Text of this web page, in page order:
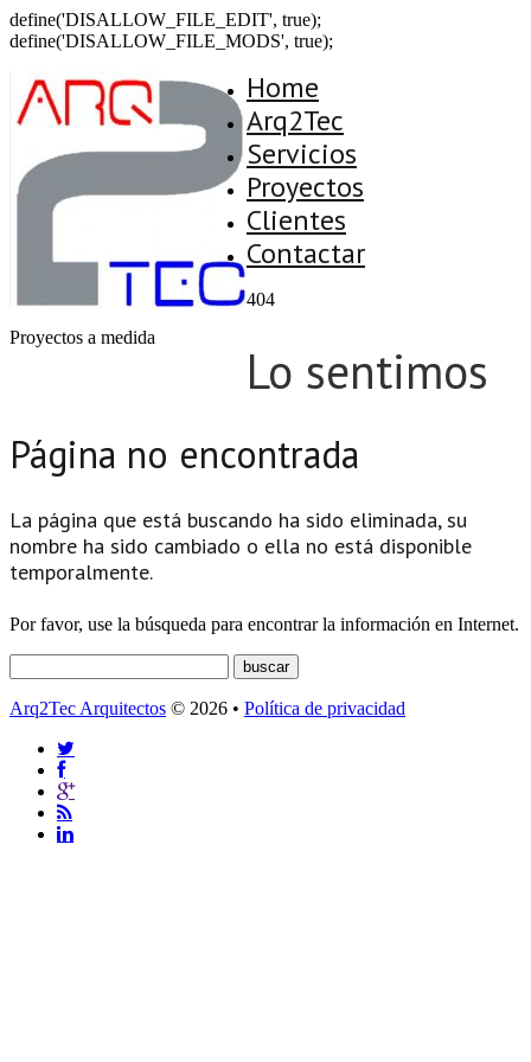
define('DISALLOW_FILE_EDIT', true);
define('DISALLOW_FILE_MODS', true);
Proyectos a medida
Home
Arq2Tec
Servicios
Proyectos
Clientes
Contactar
404
Lo sentimos
Página no encontrada
La página que está buscando ha sido eliminada, su
nombre ha sido cambiado o ella no está disponible
temporalmente.
Por favor, use la búsqueda para encontrar la información en Internet.
Arq2Tec Arquitectos © 2026 • Política de privacidad